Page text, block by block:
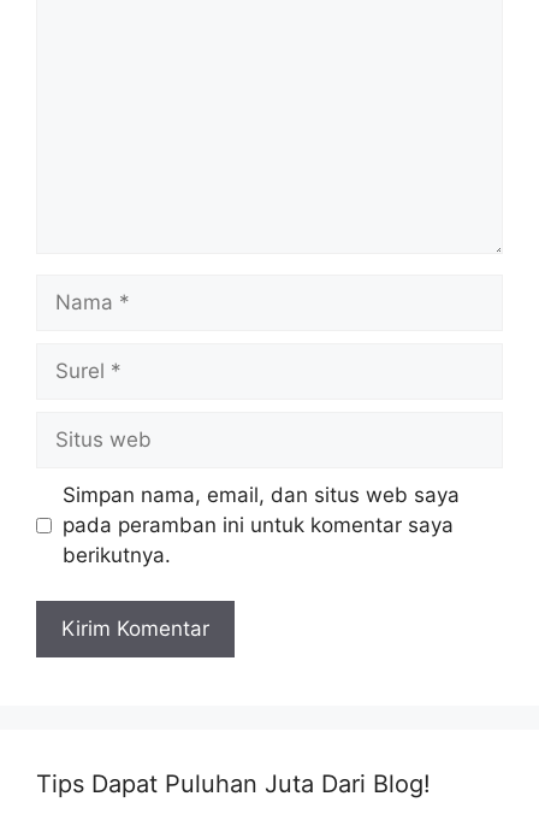
web
Simpan nama, email, dan situs web saya
pada peramban ini untuk komentar saya
berikutnya.
Tips Dapat Puluhan Juta Dari Blog!